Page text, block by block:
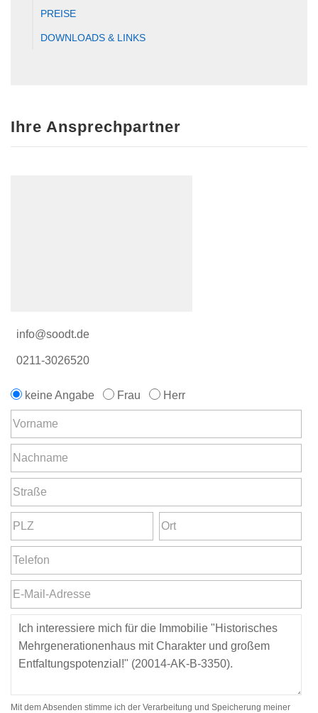
PREISE
DOWNLOADS & LINKS
Ihre Ansprechpartner
info@soodt.de
0211-3026520
keine Angabe Frau Herr
Mit dem Absenden stimme ich der Verarbeitung und Speicherung meiner